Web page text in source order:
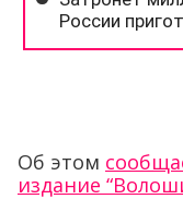
Об этом
издание